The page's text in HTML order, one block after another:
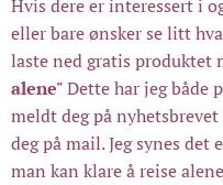
Hvis dere er interessert i
eller bare ønsker se litt
laste ned gratis produktet
alene"Dette har jeg både
meldt deg på
deg på mail. Jeg synes
man kan klare å reise